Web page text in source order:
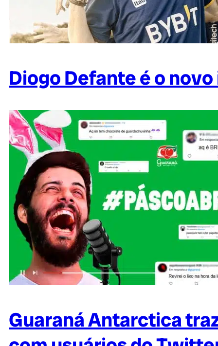
Diogo Defante é o
Guaraná Antarctica